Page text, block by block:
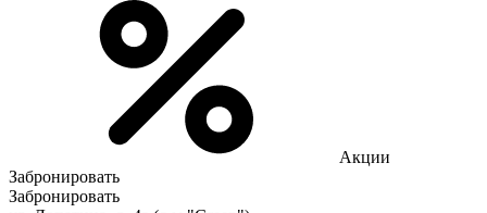
Акции
Забронировать
Забронировать